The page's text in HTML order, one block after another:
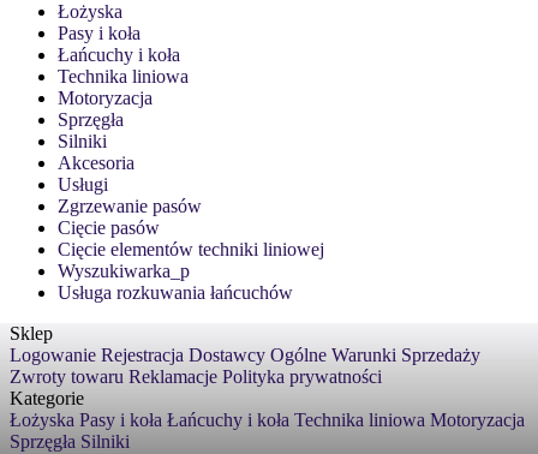
Łożyska
Pasy i koła
Łańcuchy i koła
Technika liniowa
Motoryzacja
Sprzęgła
Silniki
Akcesoria
Usługi
Zgrzewanie pasów
Cięcie pasów
Cięcie elementów techniki liniowej
Wyszukiwarka_p
Usługa rozkuwania łańcuchów
Sklep
Logowanie Rejestracja Dostawcy Ogólne Warunki Sprzedaży
Zwroty towaru Reklamacje Polityka prywatności
Kategorie
Łożyska Pasy i koła Łańcuchy i koła Technika liniowa Motoryzacja
Sprzęgła Silniki